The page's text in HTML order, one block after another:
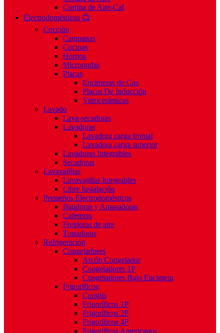
Cortina de Aire-Cal
Electrodomésticos 📺
Cocción
Campanas
Cocinas
Hornos
Microondas
Placas
Encimeras de Gas
Placas De Inducción
Vitrocerámicas
Lavado
Lava-secadoras
Lavadoras
Lavadora carga frontal
Lavadora carga superior
Lavadoras Integrables
Secadoras
Lavavajillas
Lavavajillas Integrables
Libre Instalación
Pequeños Electrodomésticos
Batidoras y Amasadoras
Cafeteras
Freidoras de aire
Tostadoras
Refrigeración
Congeladores
Arcón Congelador
Congeladores 1P
Congeladores Bajo Encimera
Frigoríficos
Combis
Frigoríficos 1P
Frigoríficos 2P
Frigoríficos 4P
Frigoríficos Americanos